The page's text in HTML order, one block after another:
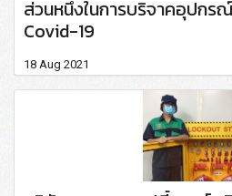
ส่วนหนึ่งในการบริจาคอุปกร
Covid-19
18 Aug 2021